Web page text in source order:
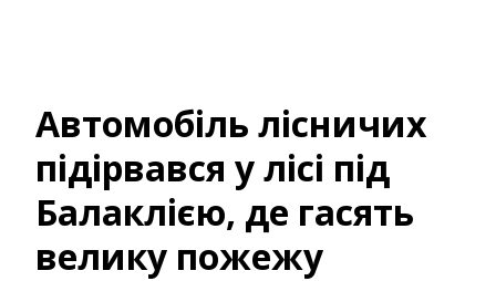
Автомобіль лісничих
підірвався у лісі під
Балаклією, де гасять
велику пожежу